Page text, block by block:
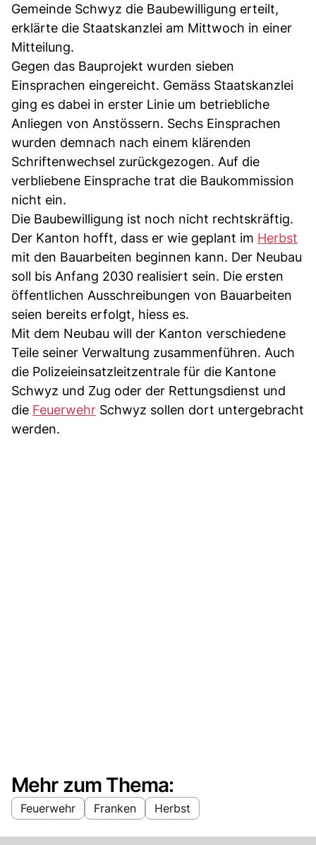
Gemeinde Schwyz die Baubewilligung erteilt,
erklärte die Staatskanzlei am Mittwoch in einer
Mitteilung.
Gegen das Bauprojekt wurden sieben
Einsprachen eingereicht. Gemäss Staatskanzlei
ging es dabei in erster Linie um betriebliche
Anliegen von Anstössern. Sechs Einsprachen
wurden demnach nach einem klärenden
Schriftenwechsel zurückgezogen. Auf die
verbliebene Einsprache trat die Baukommission
nicht ein.
Die Baubewilligung ist noch nicht rechtskräftig.
Der Kanton hofft, dass er wie geplant im Herbst
mit den Bauarbeiten beginnen kann. Der Neubau
soll bis Anfang 2030 realisiert sein. Die ersten
öffentlichen Ausschreibungen von Bauarbeiten
seien bereits erfolgt, hiess es.
Mit dem Neubau will der Kanton verschiedene
Teile seiner Verwaltung zusammenführen. Auch
die Polizeieinsatzleitzentrale für die Kantone
Schwyz und Zug oder der Rettungsdienst und
die Feuerwehr Schwyz sollen dort untergebracht
werden.
Mehr zum Thema:
Feuerwehr Franken Herbst